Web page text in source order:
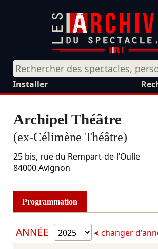
Installer
Archipel Théâtre
(ex-Célimène Théâtre)
25 bis, rue du Rempart-de-l’Oulle
84000 Avignon
Programmation
ANNÉE changer